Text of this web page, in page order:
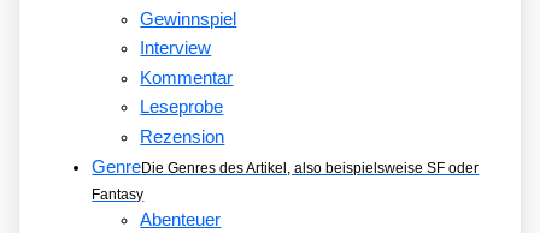
Gewinnspiel
Interview
Kommentar
Leseprobe
Rezension
GenreDie Genres des Artikel, also beispielsweise SF oder
Fantasy
Abenteuer